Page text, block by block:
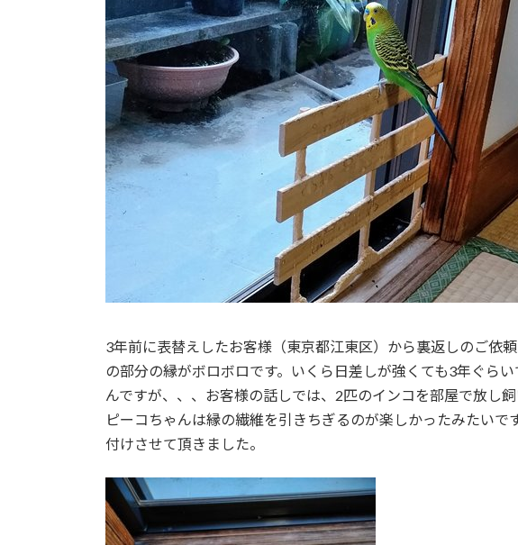
3年前に表替えしたお客様（東京都江東区）から裏返しのご依
の部分の縁がボロボロです。いくら日差しが強くても3年ぐら
んですが、、、お客様の話しでは、2匹のインコを部屋で放し
ピーコちゃんは縁の繊維を引きちぎるのが楽しかったみたい
付けさせて頂きました。